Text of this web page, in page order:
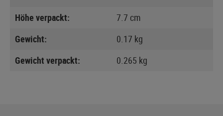
Höhe verpackt:
7.7 cm
Gewicht:
0.17 kg
Gewicht verpackt:
0.265 kg